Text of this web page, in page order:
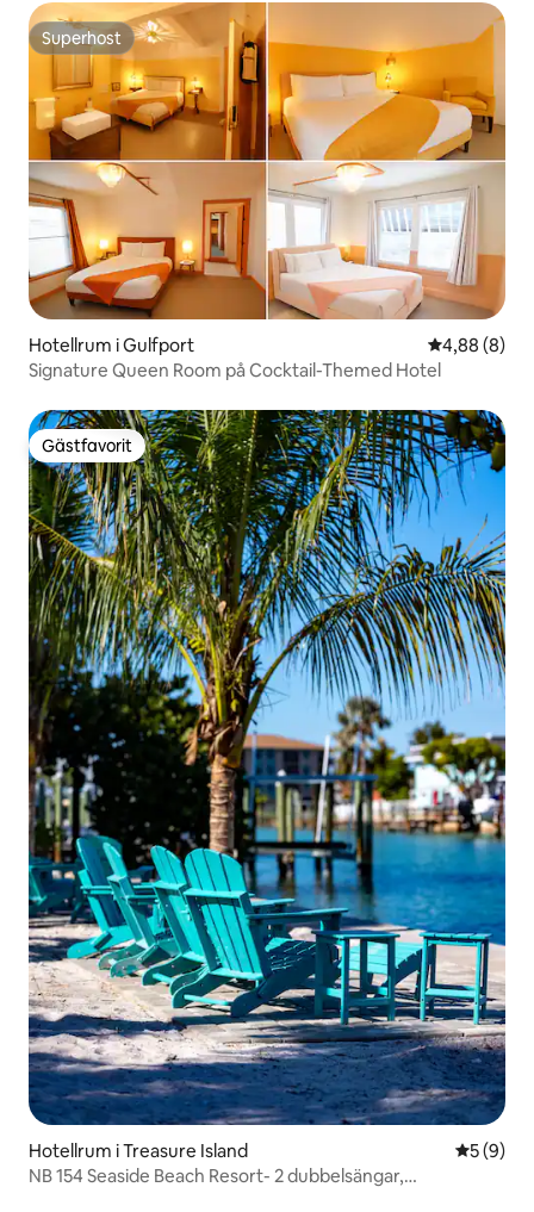
Superhost
Superhost
Hotellrum i Gulfport 4,88 av 5 i
4,88 (8)
Signature Queen Room på Cocktail-Themed Hotel
Gästfavorit
Gästfavorit
Hotellrum i Treasure Island 5 av 5 i
5 (9)
NB 154 Seaside Beach Resort- 2 dubbelsängar,